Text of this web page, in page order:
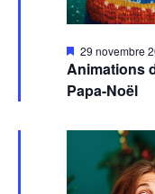
Animations
Papa-Noël
Mis
en
avant
29 novembre